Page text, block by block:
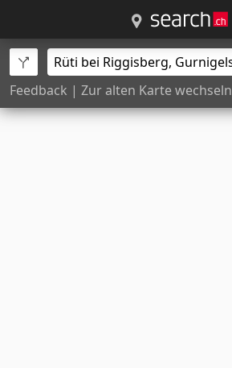
Feedback | Zur alten Karte wechseln